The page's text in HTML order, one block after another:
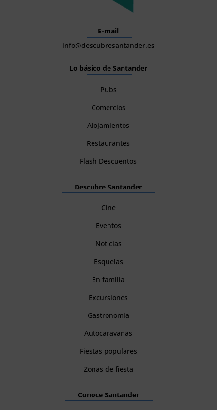
E-mail
info@descubresantander.es
Lo básico de Santander
Pubs
Comercios
Alojamientos
Restaurantes
Flash Descuentos
Descubre Santander
Cine
Eventos
Noticias
Esquelas
En familia
Excursiones
Gastronomía
Autocaravanas
Fiestas populares
Zonas de fiesta
Conoce Santander